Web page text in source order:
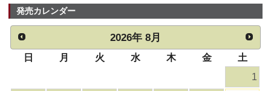
発売カレンダー
2026年 8月
日 月 火 水 木 金
土
1